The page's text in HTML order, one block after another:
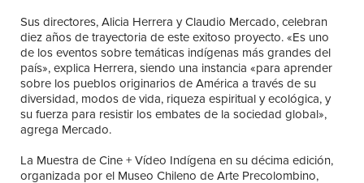
Sus directores, Alicia Herrera y Claudio Mercado, celebran
diez años de trayectoria de este exitoso proyecto. «Es uno
de los eventos sobre temáticas indígenas más grandes del
país», explica Herrera, siendo una instancia «para aprender
sobre los pueblos originarios de América a través de su
diversidad, modos de vida, riqueza espiritual y ecológica, y
su fuerza para resistir los embates de la sociedad global»,
agrega Mercado.
La Muestra de Cine + Vídeo Indígena en su décima edición,
organizada por el Museo Chileno de Arte Precolombino,